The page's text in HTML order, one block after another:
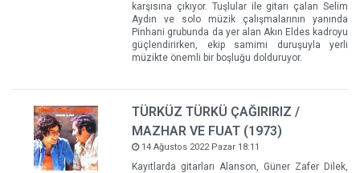
karşısına çıkıyor. Tuşlular ile gitarı çalan Selim
Aydın ve solo müzik çalışmalarının yanında
Pinhani grubunda da yer alan Akın Eldes kadroyu
güçlendirirken, ekip samimi duruşuyla yerli
müzikte önemli bir boşluğu dolduruyor.
TÜRKÜZ TÜRKÜ ÇAĞIRIRIZ /
MAZHAR VE FUAT (1973)
14 Ağustos 2022 Pazar 18:11
Kayıtlarda gitarları Alanson, Güner Zafer Dilek,